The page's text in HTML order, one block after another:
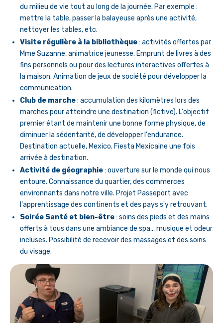
du milieu de vie tout au long de la journée. Par exemple :
mettre la table, passer la balayeuse après une activité,
nettoyer les tables, etc.
Visite régulière à la bibliothèque: activités offertes par
Mme Suzanne, animatrice jeunesse. Emprunt de livres à des
fins personnels ou pour des lectures interactives offertes à
la maison. Animation de jeux de société pour développer la
communication.
Club de marche: accumulation des kilomètres lors des
marches pour atteindre une destination (fictive). L'objectif
premier étant de maintenir une bonne forme physique, de
diminuer la sédentarité, de développer l'endurance.
Destination actuelle, Mexico. Fiesta Mexicaine une fois
arrivée à destination.
Activité de géographie: ouverture sur le monde qui nous
entoure. Connaissance du quartier, des commerces
environnants dans notre ville. Projet Passeport avec
l'apprentissage des continents et des pays s'y retrouvant.
Soirée Santé et bien-être: soins des pieds et des mains
offerts à tous dans une ambiance de spa... musique et odeur
incluses. Possibilité de recevoir des massages et des soins
du visage.